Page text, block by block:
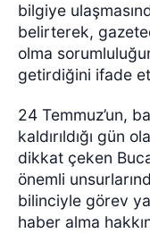
bilgiye
belirterek,
olma
getirdiğini ifade
24 Temmuz’un,
kaldırıldığı gün
dikkat çeken
önemli
bilinciyle görev
haber alma